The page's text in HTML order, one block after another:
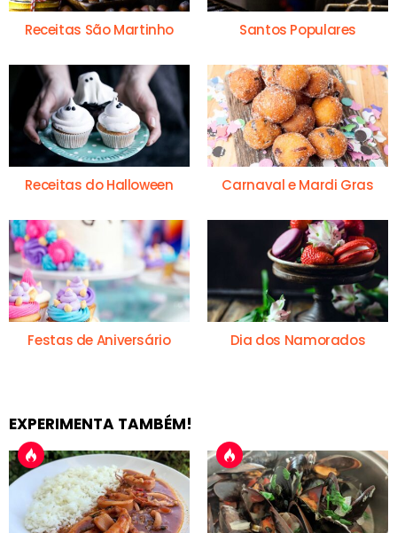
Receitas São Martinho Santos Populares
Receitas do Halloween Carnaval e Mardi Gras
Festas de Aniversário Dia dos Namorados
EXPERIMENTA TAMBÉM!